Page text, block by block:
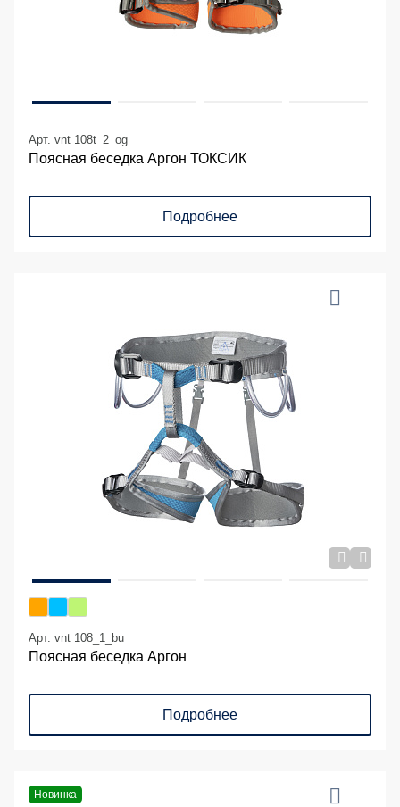
Арт. vnt 108t_2_og
Поясная беседка Аргон ТОКСИК
Подробнее
Арт. vnt 108_1_bu
Поясная беседка Аргон
Подробнее
Новинка